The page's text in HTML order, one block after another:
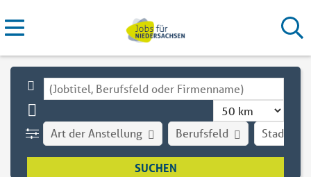
Stadt
Art der Anstellung Berufsfeld